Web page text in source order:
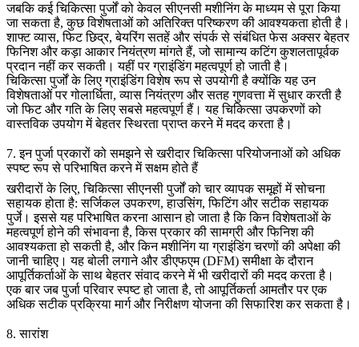
जबकि कई चिकित्सा पुर्जों को केवल सीएनसी मशीनिंग के माध्यम से पूरा किया
जा सकता है, कुछ विशेषताओं को अतिरिक्त परिष्करण की आवश्यकता होती है।
शाफ्ट व्यास, फिट छिद्र, बेयरिंग सतहें और संपर्क से संबंधित फेस अक्सर बेहतर
फिनिश और कड़ा आकार नियंत्रण मांगते हैं, जो सामान्य कटिंग कुशलतापूर्वक
प्रदान नहीं कर सकती। यहीं परग्राइंडिंगमहत्वपूर्ण हो जाती है।
चिकित्सा पुर्जों के लिए ग्राइंडिंग विशेष रूप से उपयोगी है क्योंकि यह उन
विशेषताओं पर गोलार्धिता, व्यास नियंत्रण और सतह गुणवत्ता में सुधार करती है
जो फिट और गति के लिए सबसे महत्वपूर्ण हैं। यह चिकित्सा उपकरणों को
वास्तविक उपयोग में बेहतर स्थिरता प्राप्त करने में मदद करता है।
7. इन पुर्जा प्रकारों को समझने से खरीदार चिकित्सा परियोजनाओं को अधिक
स्पष्ट रूप से परिभाषित करने में सक्षम होते हैं
खरीदारों के लिए, चिकित्सा सीएनसी पुर्जों को चार व्यापक समूहों में सोचना
सहायक होता है: सर्जिकल उपकरण, हाउसिंग, फिटिंग और सटीक सहायक
पुर्जे। इससे यह परिभाषित करना आसान हो जाता है कि किन विशेषताओं के
महत्वपूर्ण होने की संभावना है, किस प्रकार की सामग्री और फिनिश की
आवश्यकता हो सकती है, और किन मशीनिंग या ग्राइंडिंग चरणों की अपेक्षा की
जानी चाहिए। यह बोली लगाने और डीएफएम (DFM) समीक्षा के दौरान
आपूर्तिकर्ताओं के साथ बेहतर संवाद करने में भी खरीदारों की मदद करता है।
एक बार जब पुर्जा परिवार स्पष्ट हो जाता है, तो आपूर्तिकर्ता आमतौर पर एक
अधिक सटीक प्रक्रिया मार्ग और निरीक्षण योजना की सिफारिश कर सकता है।
8. सारांश